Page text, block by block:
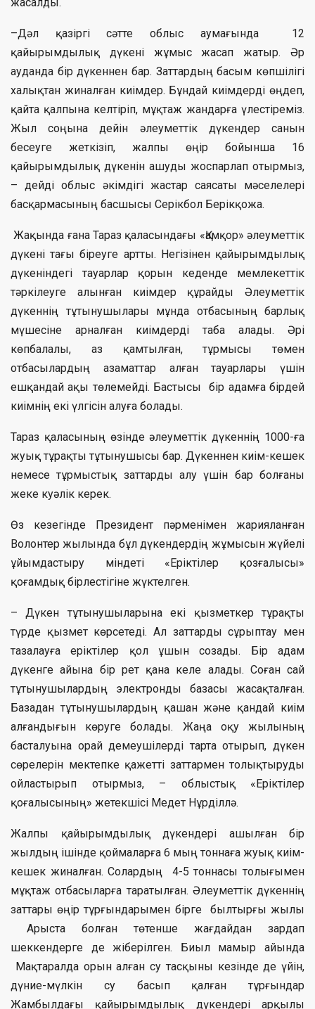
–Дәл қазіргі сәтте облыс аумағында 12
қайырымдылық дүкені жұмыс жасап жатыр. Әр
ауданда бір дүкеннен бар. Заттардың басым көпшілігі
халықтан жиналған киімдер. Бұндай киімдерді өңдеп,
қайта қалпына келтіріп, мұқтаж жандарға үлестіреміз.
Жыл соңына дейін әлеуметтік дүкендер санын
бесеуге жеткізіп, жалпы өңір бойынша 16
қайырымдылық дүкенін ашуды жоспарлап отырмыз,
– дейді облыс әкімдігі жастар саясаты мәселелері
басқармасының басшысы Серікбол Берікқожа.
Жақында ғана Тараз қаласындағы «Қамқор» әлеуметтік
дүкені тағы біреуге артты. Негізінен қайырымдылық
дүкеніндегі тауарлар қорын кеденде мемлекеттік
тәркілеуге алынған киімдер құрайды Әлеуметтік
дүкеннің тұтынушылары мұнда отбасының барлық
мүшесіне арналған киімдерді таба алады. Әрі
көпбалалы, аз қамтылған, тұрмысы төмен
отбасылардың азаматтар алған тауарлары үшін
ешқандай ақы төлемейді. Бастысы бір адамға бірдей
киімнің екі үлгісін алуға болады.
Тараз қаласының өзінде әлеуметтік дүкеннің 1000-ға
жуық тұрақты тұтынушысы бар. Дүкеннен киім-кешек
немесе тұрмыстық заттарды алу үшін бар болғаны
жеке куәлік керек.
Өз кезегінде Президент пәрменімен жарияланған
Волонтер жылында бұл дүкендердің жұмысын жүйелі
ұйымдастыру міндеті «Еріктілер қозғалысы»
қоғамдық бірлестігіне жүктелген.
– Дүкен тұтынушыларына екі қызметкер тұрақты
түрде қызмет көрсетеді. Ал заттарды сұрыптау мен
тазалауға еріктілер қол ұшын созады. Бір адам
дүкенге айына бір рет қана келе алады. Соған сай
тұтынушылардың электронды базасы жасақталған.
Базадан тұтынушылардың қашан және қандай киім
алғандығын көруге болады. Жаңа оқу жылының
басталуына орай демеушілерді тарта отырып, дүкен
сөрелерін мектепке қажетті заттармен толықтыруды
ойластырып отырмыз, – облыстық «Еріктілер
қоғалысының» жетекшісі Медет Нұрділлә.
Жалпы қайырымдылық дүкендері ашылған бір
жылдың ішінде қоймаларға 6 мың тоннаға жуық киім-
кешек жиналған. Солардың 4-5 тоннасы толығымен
мұқтаж отбасыларға таратылған. Әлеуметтік дүкеннің
заттары өңір тұрғындарымен бірге былтырғы жылы
Арыста болған төтенше жағдайдан зардап
шеккендерге де жіберілген. Биыл мамыр айында
Мақтаралда орын алған су тасқыны кезінде де үйін,
дүние-мүлкін су басып қалған тұрғындар
Жамбылдағы қайырымдылық дүкендері арқылы